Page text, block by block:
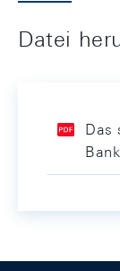
Datei
Das